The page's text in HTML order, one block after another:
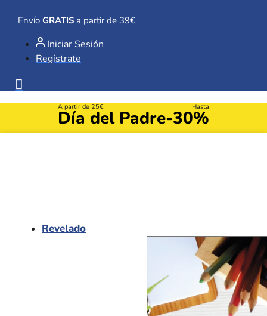
contenido
Envío GRATIS a partir de 39€
Iniciar Sesión
Regístrate
A partir de 25€
Día del Padre
Hasta
-30%
Revelado